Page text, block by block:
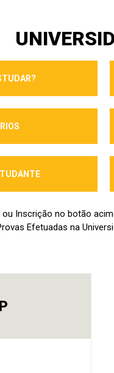
Inscrição no botão
Efetuadas na